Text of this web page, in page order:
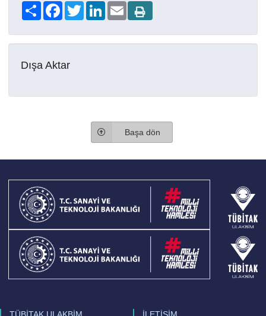
Share FacebookTwitterLinkedIn
Email
Dışa Aktar
Başa dön